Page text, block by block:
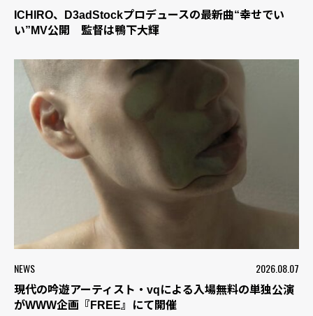
ICHIRO、D3adStockプロデュースの最新曲“幸せでい
い”MV公開 監督は鴨下大輝
NEWS 2026.08.07
現代の吟遊アーティスト・vqによる入場無料の単独公演
がWWW企画『FREE』にて開催